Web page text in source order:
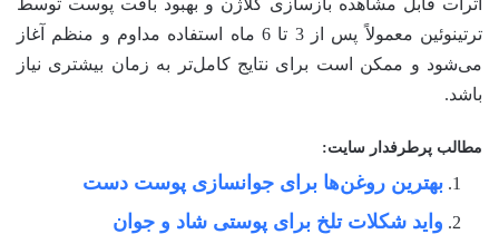
ترتینوئین معمولاً پس از 3 تا 6 ماه استفاده مداوم و منظم آغاز
می‌شود و ممکن است برای نتایج کامل‌تر به زمان بیشتری نیاز
باشد.
مطالب پرطرفدار سایت:
بهترین روغن‌ها برای جوانسازی پوست دست
واید شکلات تلخ برای پوستی شاد و جوان